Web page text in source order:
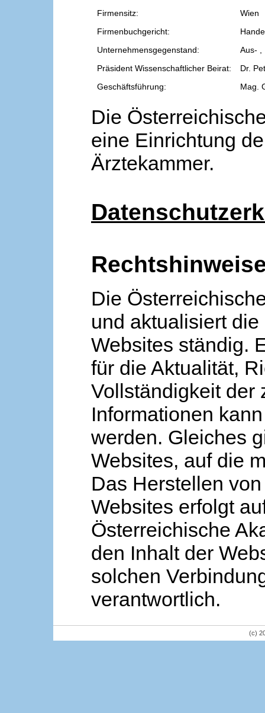
Firmensitz:
Wien
Firmenbuchgericht:
Unternehmensgegenstand:
Aus- ,
Präsident Wissenschaftlicher Beirat:
Dr.
Geschäftsführung:
Mag.
Die
eine Einrichtung
Ärztekammer.
Die
und aktualisiert
Websites ständig.
für die Aktualität,
Vollständigkeit der
Informationen
werden. Gleiches
Websites, auf die
Das Herstellen
Websites erfolgt
Österreichische
den Inhalt der
solchen
verantwortlich.
(c)